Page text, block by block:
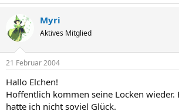
Myri
Aktives Mitglied
21 Februar 2004
Hallo Elchen!
Hoffentlich kommen seine Locken wieder.
hatte ich nicht soviel Glück.